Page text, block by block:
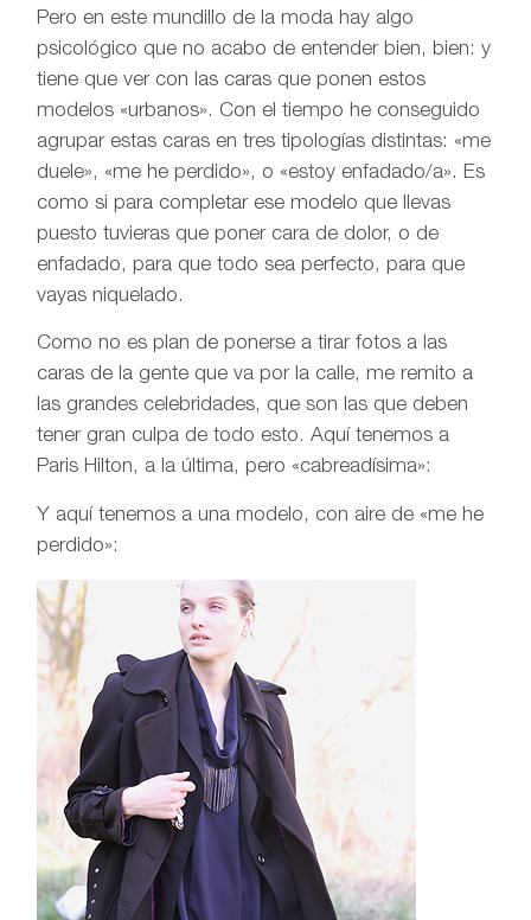
Pero en este mundillo de la moda hay algo
psicológico que no acabo de entender bien, bien: y
tiene que ver con las caras que ponen estos
modelos «urbanos». Con el tiempo he conseguido
agrupar estas caras en tres tipologías distintas: «me
duele», «me he perdido», o «estoy enfadado/a». Es
como si para completar ese modelo que llevas
puesto tuvieras que poner cara de dolor, o de
enfadado, para que todo sea perfecto, para que
vayas niquelado.
Como no es plan de ponerse a tirar fotos a las
caras de la gente que va por la calle, me remito a
las grandes celebridades, que son las que deben
tener gran culpa de todo esto. Aquí tenemos a
Paris Hilton, a la última, pero «cabreadísima»:
Y aquí tenemos a una modelo, con aire de «me he
perdido»: